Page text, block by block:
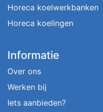
Horeca koelwerkbanken
Horeca koelingen
Informatie
Over ons
Werken bij
Iets aanbieden?